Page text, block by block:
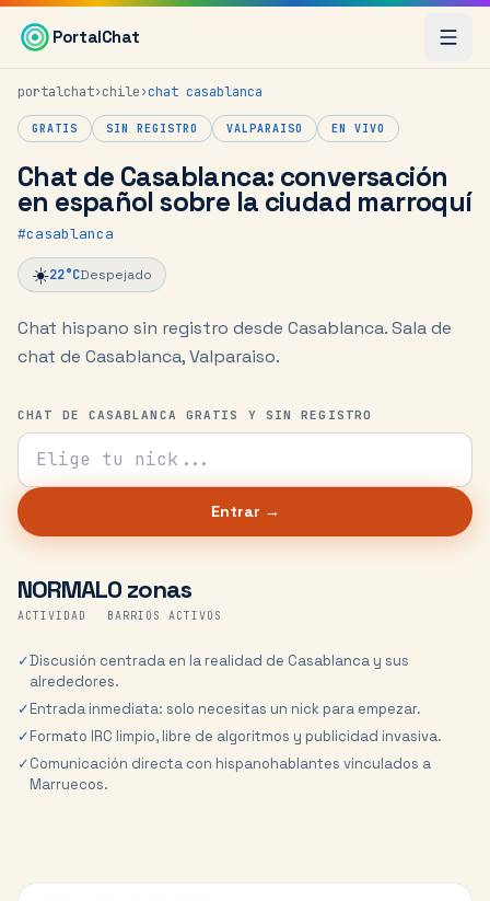
Saltar al contenido principal
PortalChat
portalchat›chile›chat casablanca
GRATIS SIN REGISTRO VALPARAISO EN VIVO
Chat de Casablanca: conversación
en español sobre la ciudad marroquí
#casablanca
☀️22°CDespejado
Chat hispano sin registro desde Casablanca.Sala de
chat de Casablanca, Valparaiso.
CHAT DE CASABLANCA GRATIS Y SIN REGISTRO
Tu nick para el chat
Entrar →
NORMAL
ACTIVIDAD
0 zonas
BARRIOS ACTIVOS
✓Discusión centrada en la realidad de Casablanca y sus
alrededores.
✓Entrada inmediata: solo necesitas un nick para empezar.
✓Formato IRC limpio, libre de algoritmos y publicidad invasiva.
✓Comunicación directa con hispanohablantes vinculados a
Marruecos.